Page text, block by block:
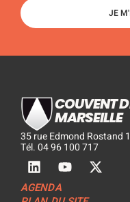
JE
COUVENT
MARSEILLE
35 rue Edmond Rostand
Tél. 04 96 100 717
AGENDA